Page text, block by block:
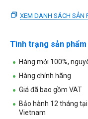
XEM DANH SÁCH SẢN
Tình trạng sản phẩm
Hàng mới 100%,
Hàng chính hãng
Giá đã bao gồm VAT
Bảo hành 12 tháng
Vietnam